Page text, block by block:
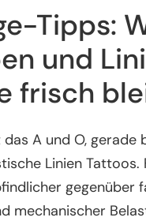
Tipps:
und
frisch
das A und O, gerade
Linien Tattoos.
gegenüber
mechanischer